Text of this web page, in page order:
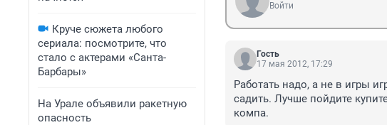
Круче сюжета любого
сериала: посмотрите, что
стало с актерами «Санта-
Барбары»
На Урале объявили ракетную
опасность
Войти
Гость
17 мая 2012, 17:29
Работать надо, а не в игры
садить. Лучше пойдите
компа.